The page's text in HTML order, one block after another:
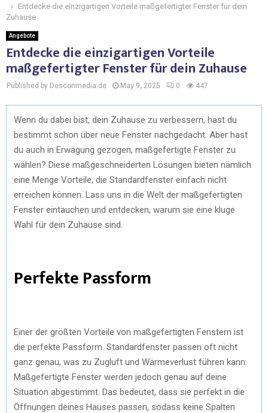
Entdecke die einzigartigen Vorteile maßgefertigter Fenster für dein
Zuhause
Angebote
Entdecke die einzigartigen Vorteile
maßgefertigter Fenster für dein Zuhause
Published by Desconmedia.de May 9, 2025 0 447
Wenn du dabei bist, dein Zuhause zu verbessern, hast du
bestimmt schon über neue Fenster nachgedacht. Aber hast
du auch in Erwägung gezogen, maßgefertigte Fenster zu
wählen? Diese maßgeschneiderten Lösungen bieten nämlich
eine Menge Vorteile, die Standardfenster einfach nicht
erreichen können. Lass uns in die Welt der maßgefertigten
Fenster eintauchen und entdecken, warum sie eine kluge
Wahl für dein Zuhause sind.
Perfekte Passform
Einer der größten Vorteile von maßgefertigten Fenstern ist
die perfekte Passform. Standardfenster passen oft nicht
ganz genau, was zu Zugluft und Wärmeverlust führen kann.
Maßgefertigte Fenster werden jedoch genau auf deine
Situation abgestimmt. Das bedeutet, dass sie perfekt in die
Öffnungen deines Hauses passen, sodass keine Spalten